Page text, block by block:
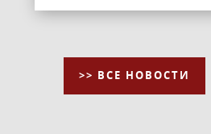
>> ВСЕ НОВОСТИ